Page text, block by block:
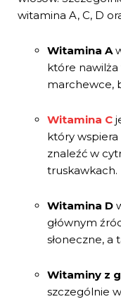
witamina A, C, D
Witamina A
które nawilża
marchewce,
Witamina C
który
znaleźć w
truskawkach.
Witamina D
głównym
słoneczne, a
Witaminy z
szczególnie